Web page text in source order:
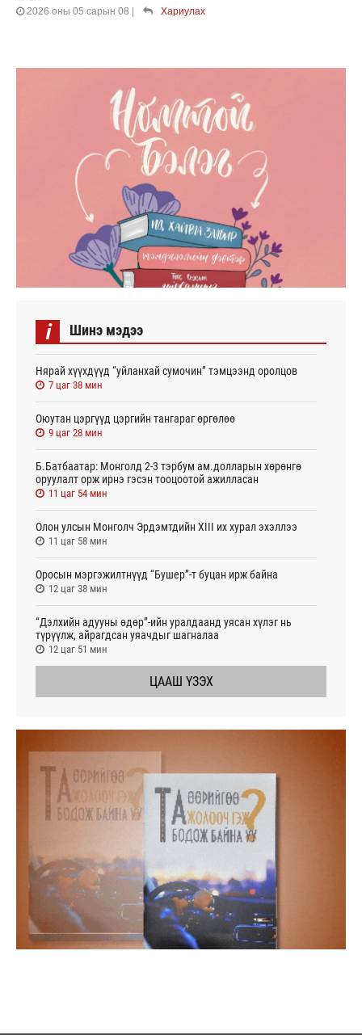
2026 оны 05 сарын 08 Хариулах
i Шинэ мэдээ
Нярай хүүхдүүд “уйланхай сумочин” тэмцээнд оролцов
7 цаг 38 мин
Оюутан цэргүүд цэргийн тангараг өргөлөө
9 цаг 28 мин
Б.Батбаатар: Монголд 2-3 тэрбум ам.долларын хөрөнгө
оруулалт орж ирнэ гэсэн тооцоотой ажилласан
11 цаг 54 мин
Олон улсын Монголч Эрдэмтдийн XIII их хурал эхэллээ
11 цаг 58 мин
Оросын мэргэжилтнүүд “Бушер”-т буцан ирж байна
12 цаг 38 мин
“Дэлхийн адууны өдөр”-ийн уралдаанд уясан хүлэг нь
түрүүлж, айрагдсан уяачдыг шагналаа
12 цаг 51 мин
ЦААШ ҮЗЭХ